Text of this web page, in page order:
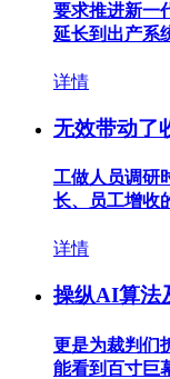
要求推进新一
延长到出产系
详情
无效带动了
工做人员调研
长、员工增收
详情
操纵AI算法
更是为裁判们
能看到百寸巨